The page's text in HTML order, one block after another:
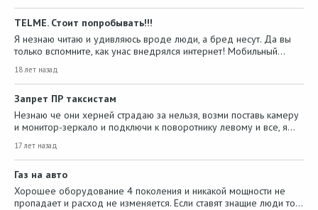
TELME. Стоит попробывать!!!
Я незнаю читаю и удивляюсь вроде люди, а бред несут. Да вы
только вспомните, как унас внедрялся интернет! Мобильный…
18 лет назад
Запрет ПР таксистам
Незнаю че они херней страдаю за нельзя, возми поставь камеру
и монитор-зеркало и подключи к поворотнику левому и все, я…
17 лет назад
Газ на авто
Хорошее оборудование 4 поколения и никакой мощности не
пропадает и расход не изменяется. Если ставят знащие люди то…